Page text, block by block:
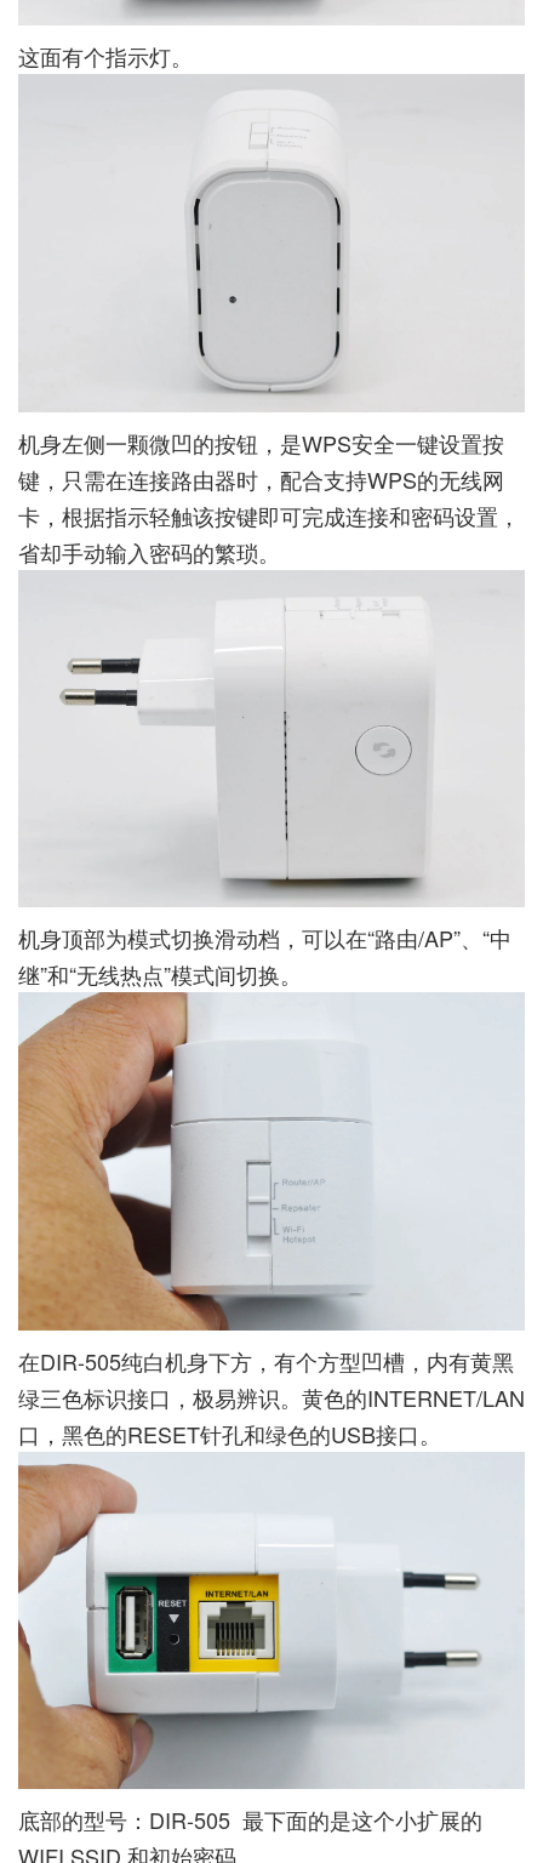
这面有个指示灯。
机身左侧一颗微凹的按钮，是WPS安全一键设置按
键，只需在连接路由器时，配合支持WPS的无线网
卡，根据指示轻触该按键即可完成连接和密码设置，
省却手动输入密码的繁琐。
机身顶部为模式切换滑动档，可以在“路由/AP”、“中
继”和“无线热点”模式间切换。
在DIR-505纯白机身下方，有个方型凹槽，内有黄黑
绿三色标识接口，极易辨识。黄色的INTERNET/LAN
口，黑色的RESET针孔和绿色的USB接口。
底部的型号：DIR-505 最下面的是这个小扩展的
WIFI SSID 和初始密码。